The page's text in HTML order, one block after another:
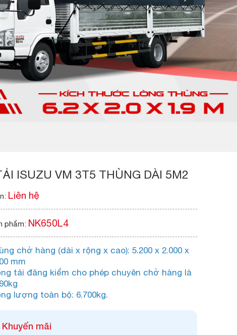
ISUZU VM 3T5 THÙNG DÀI 5M2
Liên hệ
phẩm: NK650L4
chở hàng (dài x rộng x cao): 5.200 x 2.000 x
mm
tải đăng kiểm cho phép chuyên chở hàng là
lượng toàn bộ: 6.700kg.
Khuyến mãi